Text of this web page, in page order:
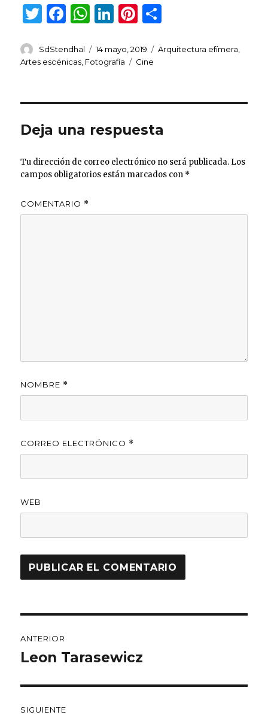
T
it
te
F
c
e
o
o
W
at
s
p
p
Li
k
e
n
Pi
te
re
m
ti
r
Autor
SdStendhal
Publicado
el
14 mayo, 2019 Categorías
Arquitectura efímera,
Artes escénicas, Fotografía Etiquetas
Cine
Deja una respuesta
Tu dirección de correo electrónico no será publicada. Los
campos obligatorios están marcados con *
COMENTARIO *
NOMBRE *
CORREO ELECTRÓNICO *
WEB
de
ANTERIOR
Entrada
Leon Tarasewicz
SIGUIENTE